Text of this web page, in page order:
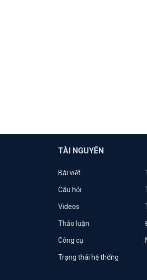
TÀI NGUYÊN
Bài viết
Câu hỏi
Videos
Thảo luận
Công cụ
Trạng thái hệ thống